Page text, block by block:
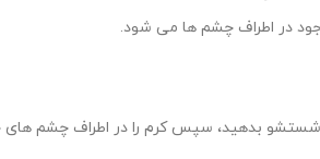
در اطراف چشم ها می شود.
بدهید، سپس کرم را در اطراف چشم های